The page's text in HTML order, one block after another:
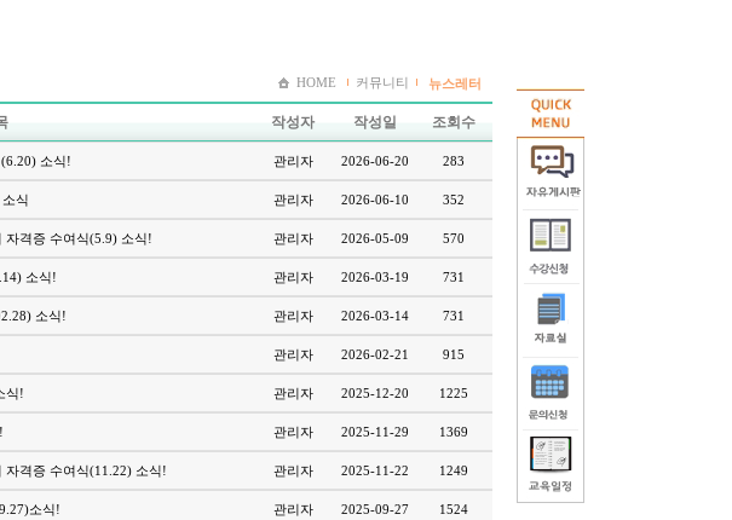
HOME 커뮤니티 뉴스레터
작성자 작성일 조회수
소식! 관리자 2026-06-20 283
식 관리자 2026-06-10 352
자격증 수여식(5.9) 소식! 관리자 2026-05-09 570
소식! 관리자 2026-03-19 731
소식! 관리자 2026-03-14 731
관리자 2026-02-21 915
식! 관리자 2025-12-20 1225
관리자 2025-11-29 1369
자격증 수여식(11.22) 소식! 관리자 2025-11-22 1249
소식! 관리자 2025-09-27 1524